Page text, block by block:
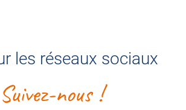
les réseaux sociaux
Suivez-nous !